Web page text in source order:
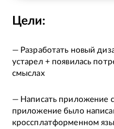
Цели:
— Разработать новый
устарел + появилась
смыслах
— Написать приложение
приложение было
кроссплатформенном